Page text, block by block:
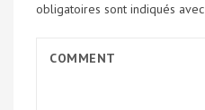
obligatoires sont indiqués avec